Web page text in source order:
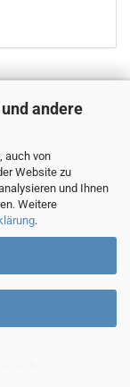
andere
auch von
Website zu
und Ihnen
Weitere
.